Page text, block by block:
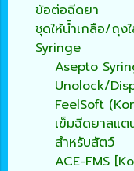
ข้อต่อฉีดยา
ชุดให้น้ำเกลือ/ถุ
Syringe
Asepto
Unolock/
FeelSoft
เข็มฉีดยาสแต
สำหรับสัตว์
ACE-FMS